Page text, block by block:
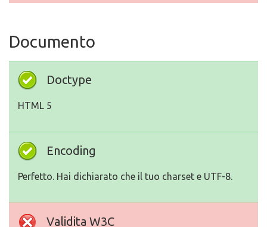
Documento
Doctype
HTML 5
Encoding
Perfetto. Hai dichiarato che il tuo charset e UTF-8.
Validita W3C